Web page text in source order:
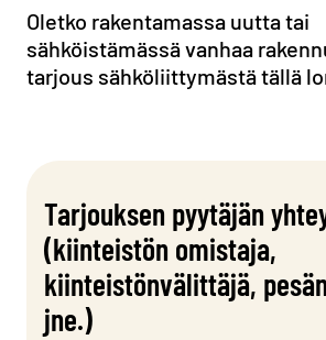
Oletko rakentamassa uutta tai
sähköistämässä vanhaa
tarjous sähköliittymästä tällä
Tarjouksen pyytäjän
(kiinteistön omistaja,
kiinteistönvälittäjä,
jne.)